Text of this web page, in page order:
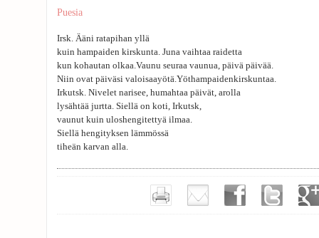
Puesia
Irsk. Ääni ratapihan yllä
kuin hampaiden kirskunta. Juna vaihtaa raidetta
kun kohautan olkaa.Vaunu seuraa vaunua, päivä päivää.
Niin ovat päiväsi valoisaayötä.Yöthampaidenkirskuntaa.
Irkutsk. Nivelet narisee, humahtaa päivät, arolla
lysähtää jurtta. Siellä on koti, Irkutsk,
vaunut kuin uloshengitettyä ilmaa.
Siellä hengityksen lämmössä
tiheän karvan alla.